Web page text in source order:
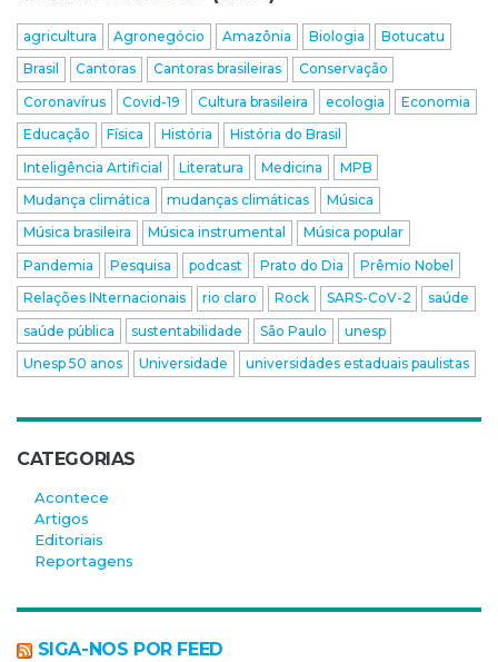
agricultura Agronegócio Amazônia Biologia
Botucatu
Brasil
Cantoras Cantoras brasileiras
Conservação
Coronavírus
Covid-19 Cultura brasileira ecologia
Economia
Educação
Física História
História do Brasil
Inteligência Artificial
Literatura Medicina
MPB
Mudança climática
mudanças climáticas
Música
Música brasileira
Música instrumental
Música popular
Pandemia
Pesquisa podcast Prato do Dia
Prêmio Nobel
Relações INternacionais
rio claro Rock SARS-CoV-2
saúde
saúde pública
sustentabilidade São Paulo
unesp
Unesp 50 anos
Universidade universidades estaduais paulistas
CATEGORIAS
Acontece
Artigos
Editoriais
Reportagens
SIGA-NOS POR FEED